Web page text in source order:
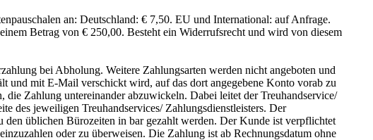
an: Deutschland: € 7,50. EU und International: auf Anfrage.
Betrag von € 250,00. Besteht ein Widerrufsrecht und wird von diesem
bei Abholung. Weitere Zahlungsarten werden nicht angeboten und
und mit E-Mail verschickt wird, auf das dort angegebene Konto vorab zu
Zahlung untereinander abzuwickeln. Dabei leitet der Treuhandservice/
des jeweiligen Treuhandservices/ Zahlungsdienstleisters. Der
den üblichen Bürozeiten in bar gezahlt werden. Der Kunde ist verpflichtet
oder zu überweisen. Die Zahlung ist ab Rechnungsdatum ohne